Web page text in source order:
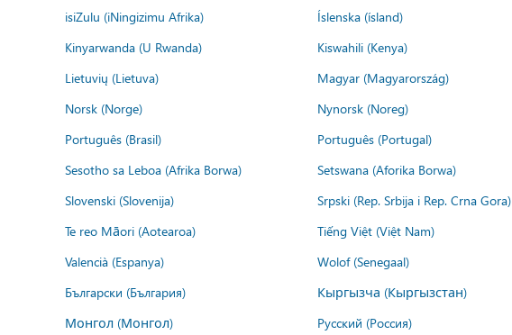
isiZulu (iNingizimu Afrika)
Íslenska (ísland)
Kinyarwanda (U Rwanda)
Kiswahili (Kenya)
Lietuvių (Lietuva)
Magyar (Magyarország)
Norsk (Norge)
Nynorsk (Noreg)
Português (Brasil)
Português (Portugal)
Sesotho sa Leboa (Afrika Borwa)
Setswana (Aforika Borwa)
Slovenski (Slovenija)
Srpski (Rep. Srbija i Rep. Crna Gora)
Te reo Māori (Aotearoa)
Tiếng Việt (Việt Nam)
Valencià (Espanya)
Wolof (Senegaal)
Български (България)
Кыргызча (Кыргызстан)
Монгол (Монгол)
Русский (Россия)